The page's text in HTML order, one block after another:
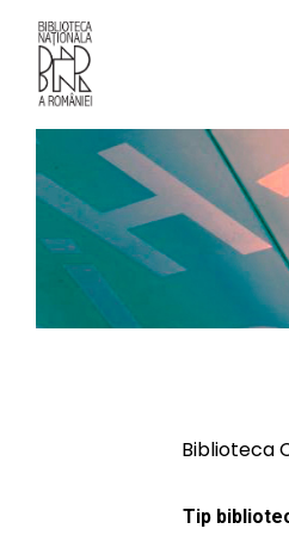
Biblioteca
Tip